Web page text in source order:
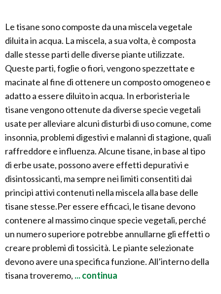
Le tisane sono composte da una miscela vegetale
diluita in acqua. La miscela, a sua volta, è composta
dalle stesse parti delle diverse piante utilizzate.
Queste parti, foglie o fiori, vengono spezzettate e
macinate al fine di ottenere un composto omogeneo e
adatto a essere diluito in acqua. In erboristeria le
tisane vengono ottenute da diverse specie vegetali
usate per alleviare alcuni disturbi di uso comune, come
insonnia, problemi digestivi e malanni di stagione, quali
raffreddore e influenza. Alcune tisane, in base al tipo
di erbe usate, possono avere effetti depurativi e
disintossicanti, ma sempre nei limiti consentiti dai
principi attivi contenuti nella miscela alla base delle
tisane stesse.Per essere efficaci, le tisane devono
contenere al massimo cinque specie vegetali, perché
un numero superiore potrebbe annullarne gli effetti o
creare problemi di tossicità. Le piante selezionate
devono avere una specifica funzione. All’interno della
tisana troveremo, ... continua